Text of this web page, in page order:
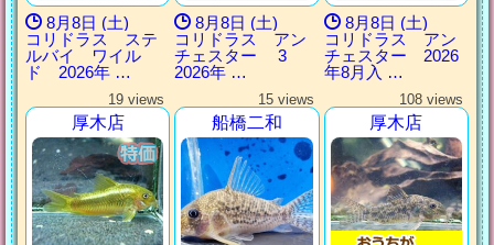
8月8日 (土)
コリドラス ステ
ルバイ ワイル
ド 2026年 …
8月8日 (土)
コリドラス アン
チェスター 3
2026年 …
8月8日 (土)
コリドラス アン
チェスター 2026
年8月入 …
19 views
厚木店
15 views
船橋二和
108 views
厚木店